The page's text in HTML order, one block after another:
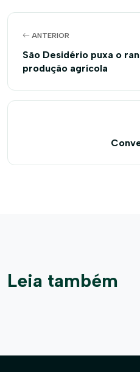
ANTERIOR
São Desidério puxa o
produção agrícola
Leia também